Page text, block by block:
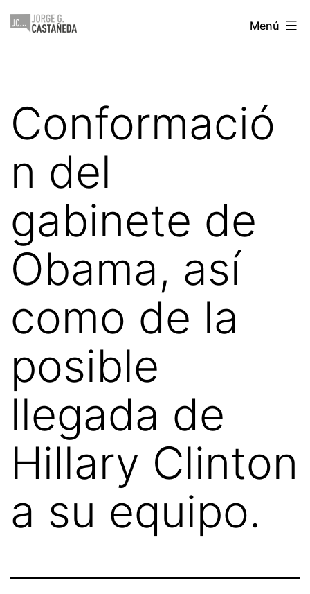
Saltar
Jorge
Menú
Conformació
n del
gabinete de
Obama, así
como de la
posible
llegada de
Hillary Clinton
a su equipo.